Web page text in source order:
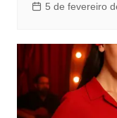
5 de fevereiro